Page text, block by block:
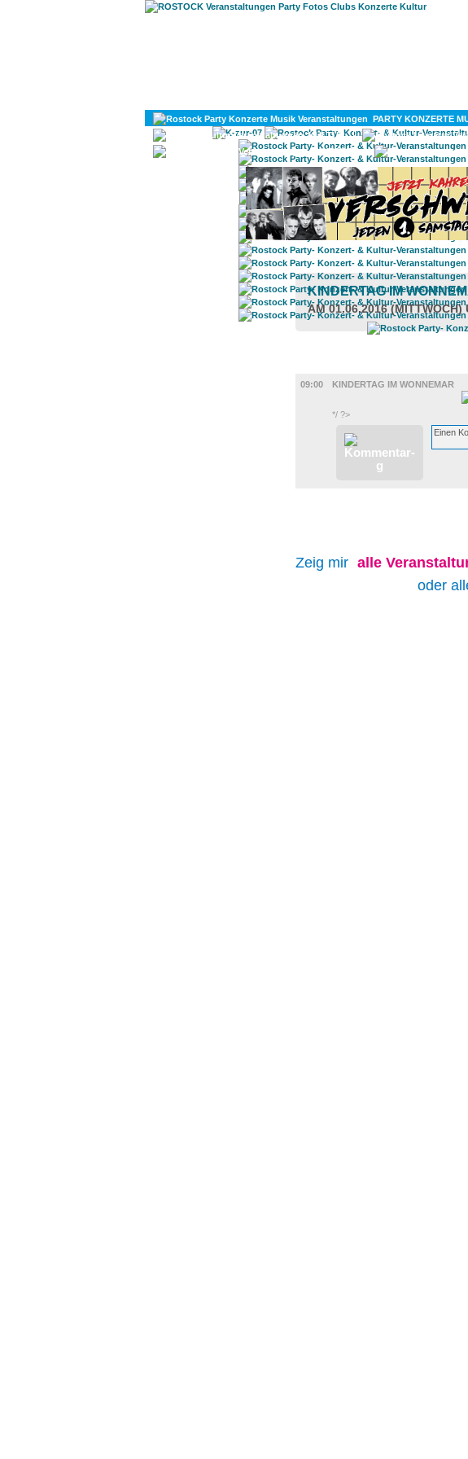
PARTY KONZERTE
KULTUR
DIVERSES
KINDERTAG IM
AM 01.06.2016 (MITTWOCH)
09:00
KINDERTAG IM WONNEMAR
*/ ?>
Zeig mir alle
oder